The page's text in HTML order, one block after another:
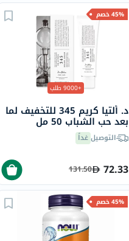
45% خصم
+9000 طلب
د. ألتيا كريم 345 للتخفيف لما
بعد حب الشباب 50 مل
التوصيلغداً
72.33
131.50
45% خصم